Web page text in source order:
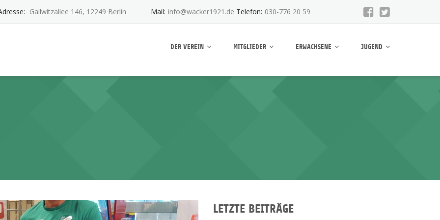
Gallwitzallee 146, 12249 Berlin Mail: info@wacker1921.de Telefon: 030-776 20 59
DER VEREIN MITGLIEDER ERWACHSENE JUGEND
LETZTE BEITRÄGE